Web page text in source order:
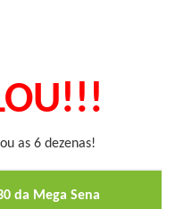
as 6 dezenas!
da Mega Sena